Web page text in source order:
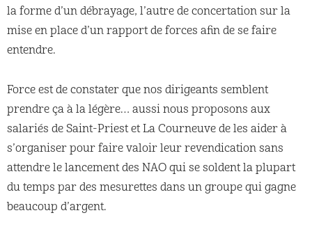
la forme d’un débrayage, l’autre de concertation sur la
mise en place d’un rapport de forces afin de se faire
entendre.
Force est de constater que nos dirigeants semblent
prendre ça à la légère… aussi nous proposons aux
salariés de Saint-Priest et La Courneuve de les aider à
s’organiser pour faire valoir leur revendication sans
attendre le lancement des NAO qui se soldent la plupart
du temps par des mesurettes dans un groupe qui gagne
beaucoup d’argent.